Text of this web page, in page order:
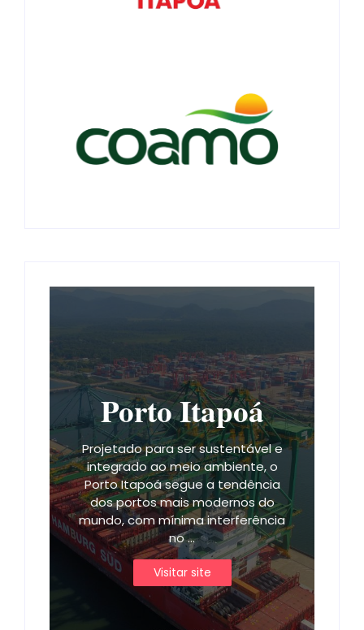
Porto Itapoá
Projetado para ser sustentável e
integrado ao meio ambiente, o
Porto Itapoá segue a tendência
dos portos mais modernos do
mundo, com mínima interferência
no ...
Visitar site